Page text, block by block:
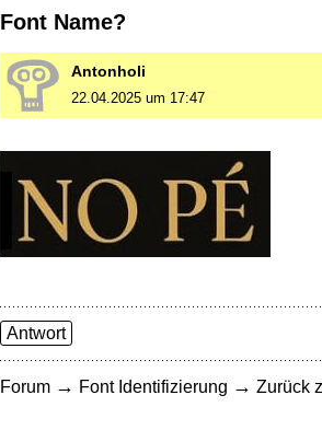
Font Name?
Antonholi
22.04.2025 um 17:47
Antwort
Forum → Font Identifizierung → Zurück